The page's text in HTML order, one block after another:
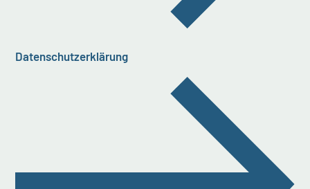
Datenschutzerklärung